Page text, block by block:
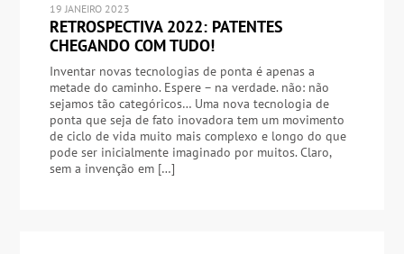
19 JANEIRO 2023
RETROSPECTIVA 2022: PATENTES
CHEGANDO COM TUDO!
Inventar novas tecnologias de ponta é apenas a
metade do caminho. Espere – na verdade. não: não
sejamos tão categóricos… Uma nova tecnologia de
ponta que seja de fato inovadora tem um movimento
de ciclo de vida muito mais complexo e longo do que
pode ser inicialmente imaginado por muitos. Claro,
sem a invenção em […]